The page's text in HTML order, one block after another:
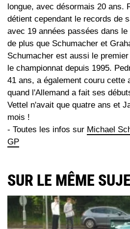
longue, avec désormais 20 ans.
détient cependant le records de
avec 19 années passées dans
de plus que Schumacher et
Schumacher est aussi le
le championnat depuis 1995.
41 ans, a également couru cette
quand l'Allemand a fait ses
Vettel n'avait que quatre ans et
mois !
- Toutes les infos sur Michael
GP
SUR LE MÊME